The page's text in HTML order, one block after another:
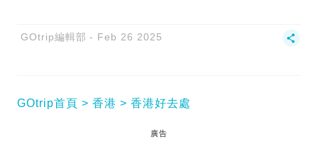
GOtrip編輯部 Feb 26 2025
GOtrip首頁 香港 香港好去處
廣告